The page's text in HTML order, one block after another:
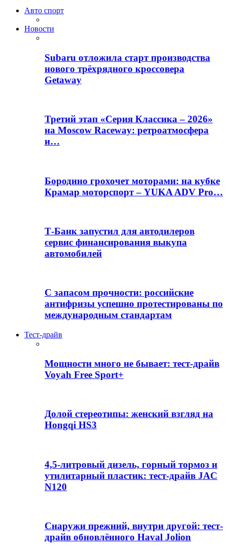
Авто спорт
Новости
Subaru отложила старт производства
нового трёхрядного кроссовера
Getaway
Третий этап «Серия Классика – 2026»
на Moscow Raceway: ретроатмосфера
и…
Бородино грохочет моторами: на кубке
Крамар моторспорт – YUKA ADV Pro…
Т-Банк запустил для автодилеров
сервис финансирования выкупа
автомобилей
С запасом прочности: российские
антифризы успешно протестированы по
международным стандартам
Тест-драйв
Мощности много не бывает: тест-драйв
Voyah Free Sport+
Долой стереотипы: женский взгляд на
Hongqi HS3
4,5-литровый дизель, горный тормоз и
утилитарный пластик: тест-драйв JAC
N120
Снаружи прежний, внутри другой: тест-
драйв обновлённого Haval Jolion